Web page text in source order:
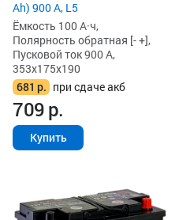
Ah) 900 А, L5
Ёмкость 100 А·ч,
Полярность обратная [- +],
Пусковой ток 900 А,
353x175x190
681 р. при сдаче акб
709р.
Купить